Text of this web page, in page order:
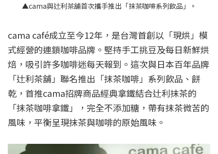
▲cama與辻利茶舖首次攜手推出「抹茶咖啡系列飲品」。
cama café成立至今12年，是台灣首創以「現烘」模
式經營的連鎖咖啡品牌。堅持手工挑豆及每日新鮮烘
焙，吸引許多咖啡迷每天報到。這次與日本百年品牌
「辻利茶舖」聯名推出「抹茶咖啡」系列飲品、餅
乾，首推cama招牌商品經典拿鐵結合辻利抹茶的
「抹茶咖啡拿鐵」，完全不添加糖，帶有抹茶微苦的
風味，平衡呈現抹茶與咖啡的原始風味。